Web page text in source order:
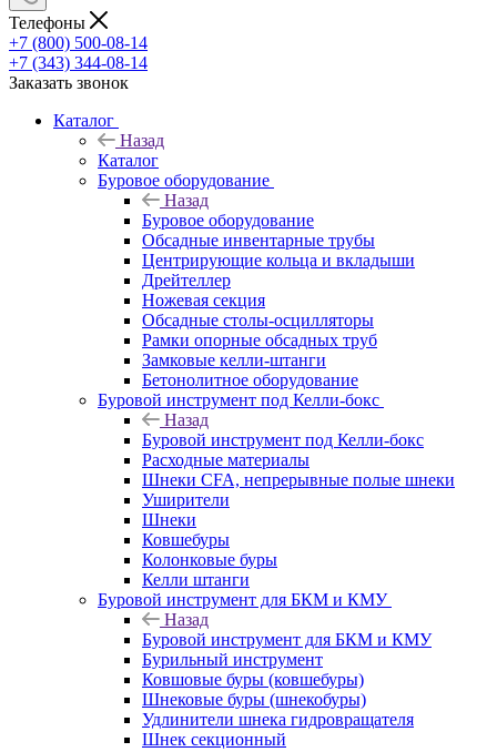
Телефоны
+7 (800) 500-08-14
+7 (343) 344-08-14
Заказать звонок
Каталог
Назад
Каталог
Буровое оборудование
Назад
Буровое оборудование
Обсадные инвентарные трубы
Центрирующие кольца и вкладыши
Дрейтеллер
Ножевая секция
Обсадные столы-осцилляторы
Рамки опорные обсадных труб
Замковые келли-штанги
Бетонолитное оборудование
Буровой инструмент под Келли-бокс
Назад
Буровой инструмент под Келли-бокс
Расходные материалы
Шнеки CFA, непрерывные полые шнеки
Уширители
Шнеки
Ковшебуры
Колонковые буры
Келли штанги
Буровой инструмент для БКМ и КМУ
Назад
Буровой инструмент для БКМ и КМУ
Бурильный инструмент
Ковшовые буры (ковшебуры)
Шнековые буры (шнекобуры)
Удлинители шнека гидровращателя
Шнек секционный